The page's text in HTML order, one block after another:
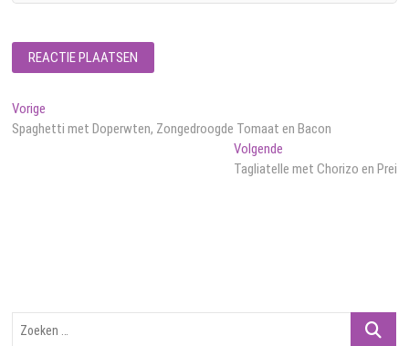
Bericht
navigatie
Vorige
bericht:
Spaghetti met Doperwten, Zongedroogde Tomaat en Bacon
VolgendeVolgend
bericht:
Tagliatelle met Chorizo en Prei
Zoeken